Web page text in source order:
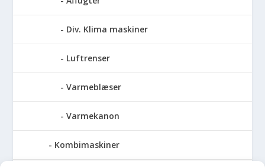
Div. Klima maskiner
Luftrenser
Varmeblæser
Varmekanon
Kombimaskiner